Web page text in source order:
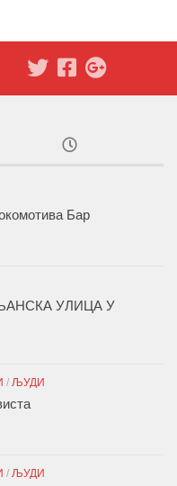
Бар
УЛИЦА У
/ ЉУДИ
/ ЉУДИ